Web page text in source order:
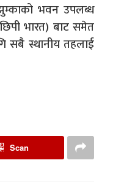
भवन उपलब्ध
भारत) बाट समेत
सबै स्थानीय तहलाई
Scan